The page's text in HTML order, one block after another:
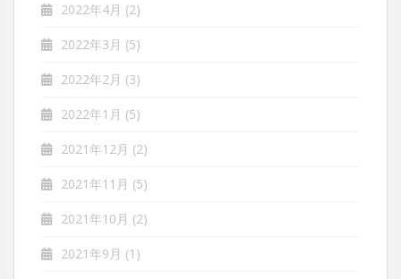
2022年4月 (2)
2022年3月 (5)
2022年2月 (3)
2022年1月 (5)
2021年12月 (2)
2021年11月 (5)
2021年10月 (2)
2021年9月 (1)